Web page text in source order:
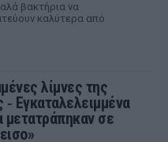
βακτήρια να
καλύτερα από
λίμνες της
‑ Εγκαταλελειμμένα
μετατράπηκαν σε